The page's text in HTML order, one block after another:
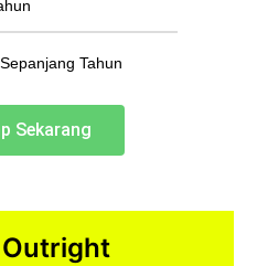
Tahun
Sekarang